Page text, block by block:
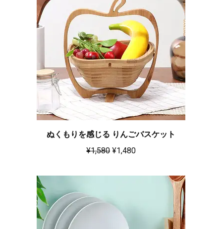
ぬくもりを感じる りんごバスケット
¥1,580 ¥1,480